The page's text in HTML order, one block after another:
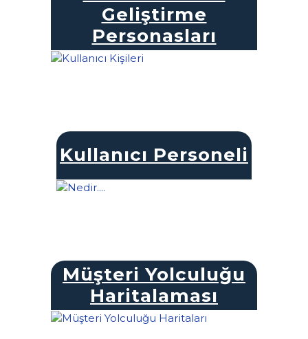
Geliştirme
Personasları
Kullanıcı Personeli
Müşteri Yolculuğu
Haritalaması